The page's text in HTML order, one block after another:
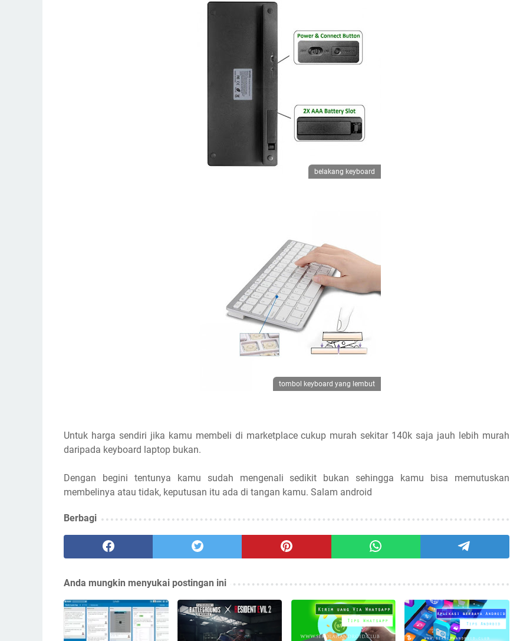
belakang keyboard
tombol keyboard yang lembut
Untuk harga sendiri jika kamu membeli di marketplace cukup murah sekitar 140k saja jauh lebih murah
daripada keyboard laptop bukan.
Dengan begini tentunya kamu sudah mengenali sedikit bukan sehingga kamu bisa memutuskan
membelinya atau tidak, keputusan itu ada di tangan kamu. Salam android
Berbagi
Anda mungkin menyukai postingan ini